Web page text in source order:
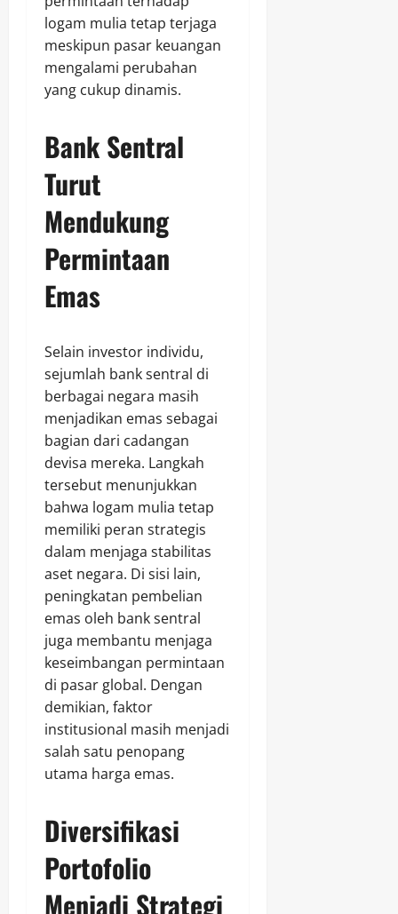
logam mulia tetap terjaga
meskipun pasar keuangan
mengalami perubahan
yang cukup dinamis.
Bank Sentral
Turut
Mendukung
Permintaan
Emas
Selain investor individu,
sejumlah bank sentral di
berbagai negara masih
menjadikan emas sebagai
bagian dari cadangan
devisa mereka. Langkah
tersebut menunjukkan
bahwa logam mulia tetap
memiliki peran strategis
dalam menjaga stabilitas
aset negara. Di sisi lain,
peningkatan pembelian
emas oleh bank sentral
juga membantu menjaga
keseimbangan permintaan
di pasar global. Dengan
demikian, faktor
institusional masih menjadi
salah satu penopang
utama harga emas.
Diversifikasi
Portofolio
Menjadi Strategi